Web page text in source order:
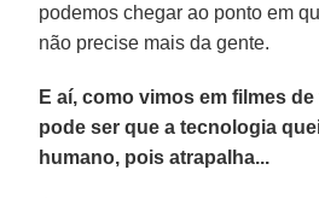
podemos chegar ao ponto em
não precise mais da gente.
E aí, como vimos em filmes
pode ser que a tecnologia
humano, pois atrapalha...